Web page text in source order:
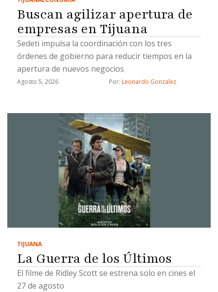
Buscan agilizar apertura de
empresas en Tijuana
Sedeti impulsa la coordinación con los tres
órdenes de gobierno para reducir tiempos en la
apertura de nuevos negocios
Agosto 5, 2026 Por: Leonardo Gonzalez
TIJUANA
La Guerra de los Últimos
El filme de Ridley Scott se estrena solo en cines el
27 de agosto